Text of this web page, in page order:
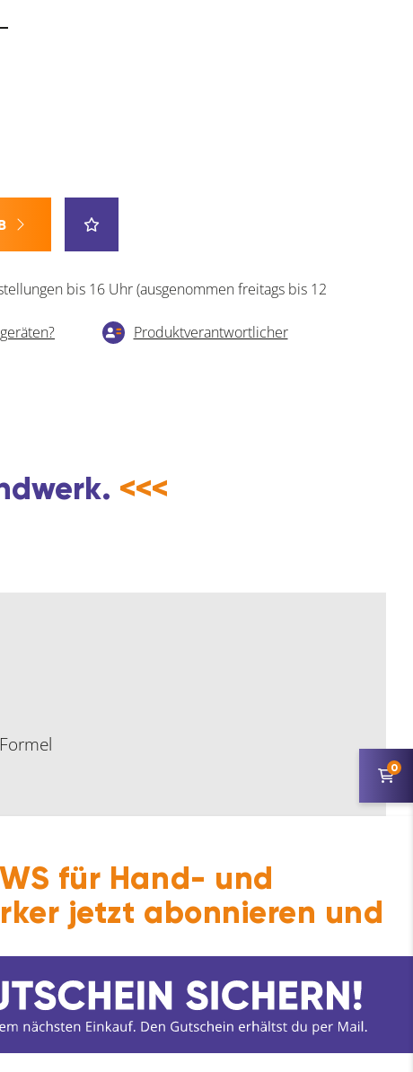
bis 16 Uhr (ausgenommen freitags bis 12
Produktverantwortlicher
<<<
0
für Hand- und
jetzt abonnieren und